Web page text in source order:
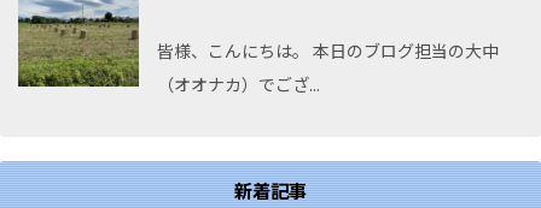
皆様、こんにちは。 本日のブログ担当の大中
（オオナカ）でござ...
新着記事